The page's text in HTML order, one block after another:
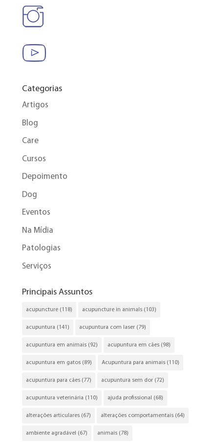
Categorias
Artigos
Blog
Care
Cursos
Depoimento
Dog
Eventos
Na Mídia
Patologias
Serviços
Principais Assuntos
acupuncture(118) acupuncture in animals(103)
acupuntura (141) acupuntura com laser(79)
acupuntura em animais(92) acupuntura em cães(98)
acupuntura em gatos(89) Acupuntura para animais(110)
acupuntura para cães(77) acupuntura sem dor(72)
acupuntura veterinária (110) ajuda profissional (68)
alterações articulares(67) alterações comportamentais(64)
ambiente agradável (67) animais(78)